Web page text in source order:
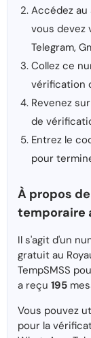
Accédez au
vous devez
Telegram,
Collez ce
vérification
Revenez
de
Entrez le
pour
À propos
temporaire
Il s'agit d'un
gratuit au
TempSMSS
a reçu 195
Vous pouvez
pour la